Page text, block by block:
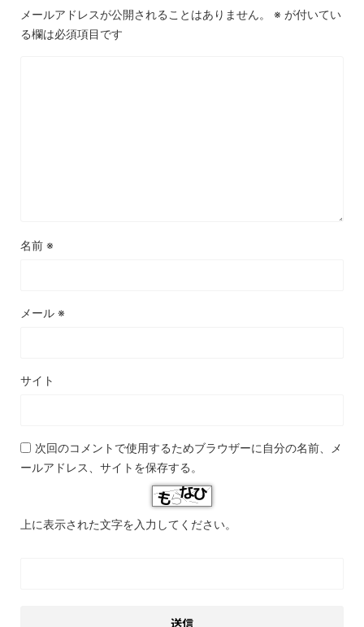
メールアドレスが公開されることはありません。 ※ が付いてい
る欄は必須項目です
名前 ※
メール ※
サイト
次回のコメントで使用するためブラウザーに自分の名前、メ
ールアドレス、サイトを保存する。
上に表示された文字を入力してください。